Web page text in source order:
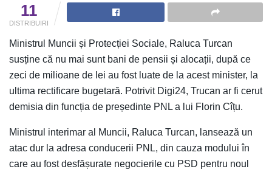
11
DISTRIBUIRI
Ministrul Muncii și Protecției Sociale, Raluca Turcan
susține că nu mai sunt bani de pensii și alocații, după ce
zeci de milioane de lei au fost luate de la acest minister, la
ultima rectificare bugetară. Potrivit Digi24, Trucan ar fi cerut
demisia din funcția de președinte PNL a lui Florin Cîțu.
Ministrul interimar al Muncii, Raluca Turcan, lansează un
atac dur la adresa conducerii PNL, din cauza modului în
care au fost desfășurate negocierile cu PSD pentru noul